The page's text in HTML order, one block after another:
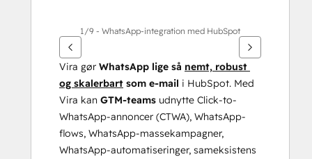
1/9 - WhatsApp-integration med HubSpot
Vira gør WhatsApp lige så nemt, robust
og skalerbart som e-mail i HubSpot. Med
Vira kan GTM-teams udnytte Click-to-
WhatsApp-annoncer (CTWA), WhatsApp-
flows, WhatsApp-massekampagner,
WhatsApp-automatiseringer, sameksistens